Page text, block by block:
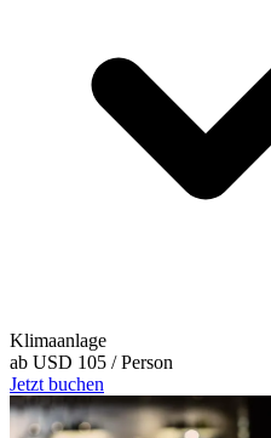
Klimaanlage
ab USD 105 / Person
Jetzt buchen